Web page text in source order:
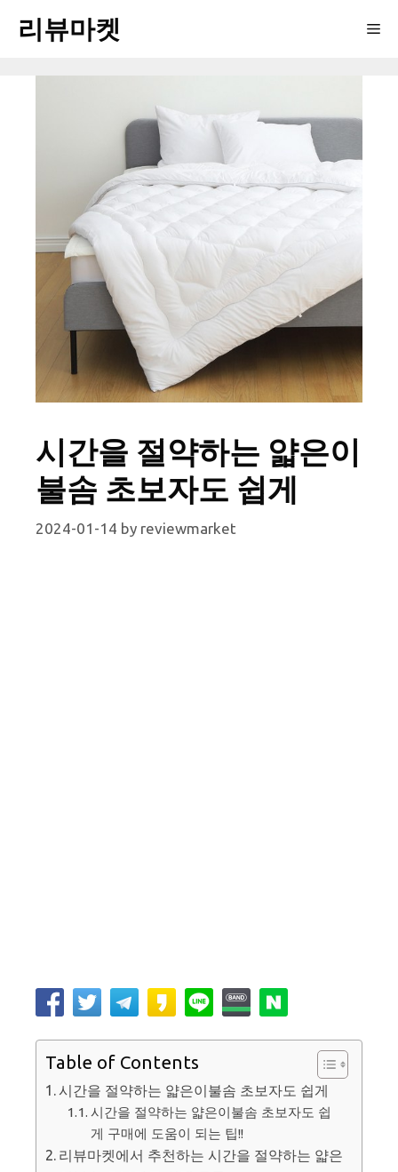
리뷰마켓
시간을 절약하는 얇은이
불솜 초보자도 쉽게
2024-01-14 by reviewmarket
Table of Contents
시간을 절약하는 얇은이불솜 초보자도 쉽게
시간을 절약하는 얇은이불솜 초보자도 쉽
게 구매에 도움이 되는 팁!!
리뷰마켓에서 추천하는 시간을 절약하는 얇은